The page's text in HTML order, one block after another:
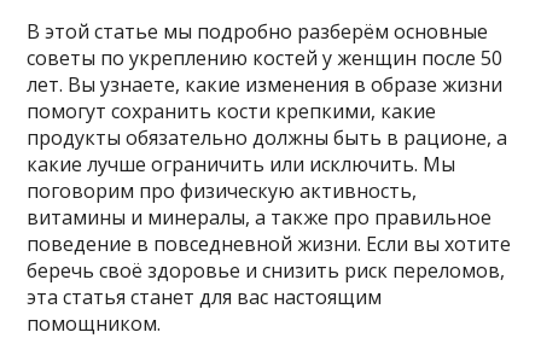
В этой статье мы подробно разберём основные
советы по укреплению костей у женщин после 50
лет. Вы узнаете, какие изменения в образе жизни
помогут сохранить кости крепкими, какие
продукты обязательно должны быть в рационе, а
какие лучше ограничить или исключить. Мы
поговорим про физическую активность,
витамины и минералы, а также про правильное
поведение в повседневной жизни. Если вы хотите
беречь своё здоровье и снизить риск переломов,
эта статья станет для вас настоящим
помощником.